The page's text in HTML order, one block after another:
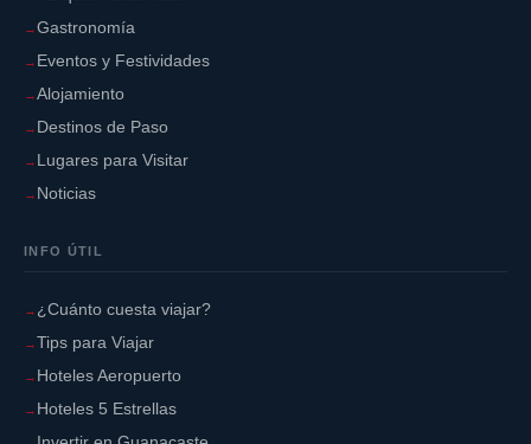
Gastronomía
Eventos y Festividades
Alojamiento
Destinos de Paso
Lugares para Visitar
Noticias
INFO ÚTIL
¿Cuánto cuesta viajar?
Tips para Viajar
Hoteles Aeropuerto
Hoteles 5 Estrellas